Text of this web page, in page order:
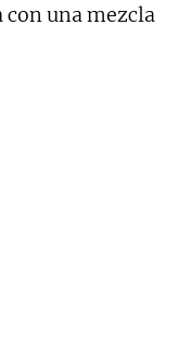
una mezcla